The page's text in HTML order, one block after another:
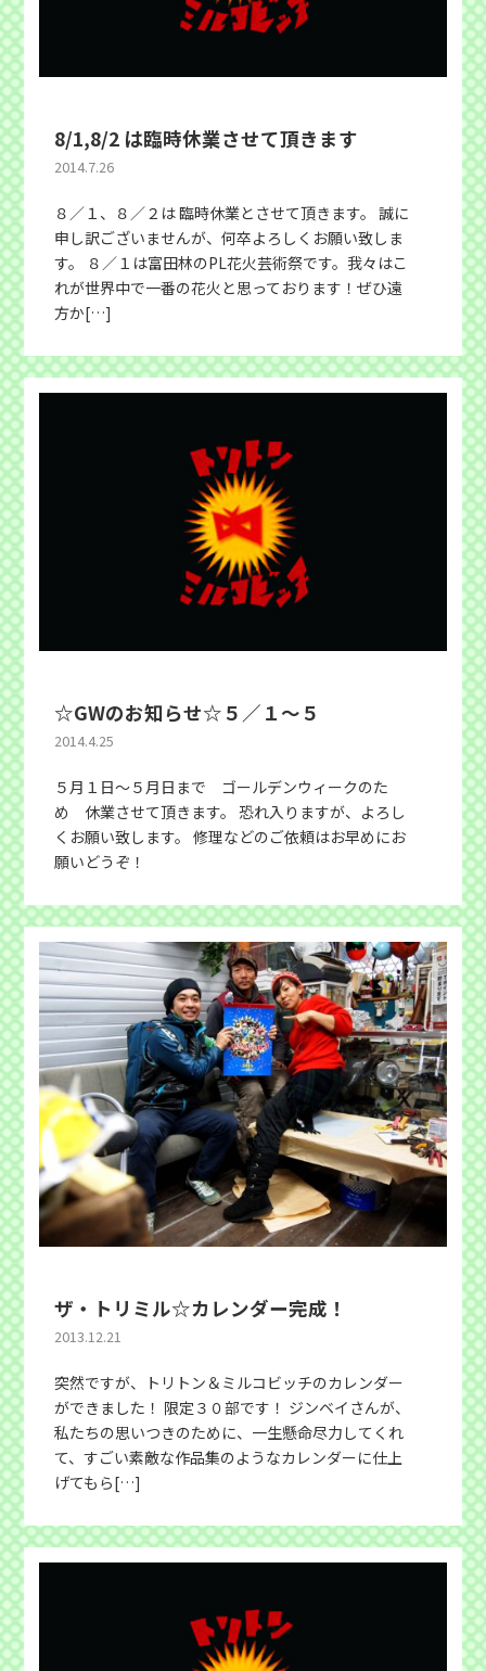
8/1,8/2 は臨時休業させて頂きます
2014.7.26
８／１、８／２は 臨時休業とさせて頂きます。 誠に
申し訳ございませんが、何卒よろしくお願い致しま
す。 ８／１は富田林のPL花火芸術祭です。我々はこ
れが世界中で一番の花火と思っております！ぜひ遠
方か[…]
☆GWのお知らせ☆５／１〜５
2014.4.25
５月１日〜５月日まで ゴールデンウィークのた
め 休業させて頂きます。 恐れ入りますが、よろし
くお願い致します。 修理などのご依頼はお早めにお
願いどうぞ！
ザ・トリミル☆カレンダー完成！
2013.12.21
突然ですが、トリトン＆ミルコビッチのカレンダー
ができました！ 限定３０部です！ ジンベイさんが、
私たちの思いつきのために、一生懸命尽力してくれ
て、すごい素敵な作品集のようなカレンダーに仕上
げてもら[…]